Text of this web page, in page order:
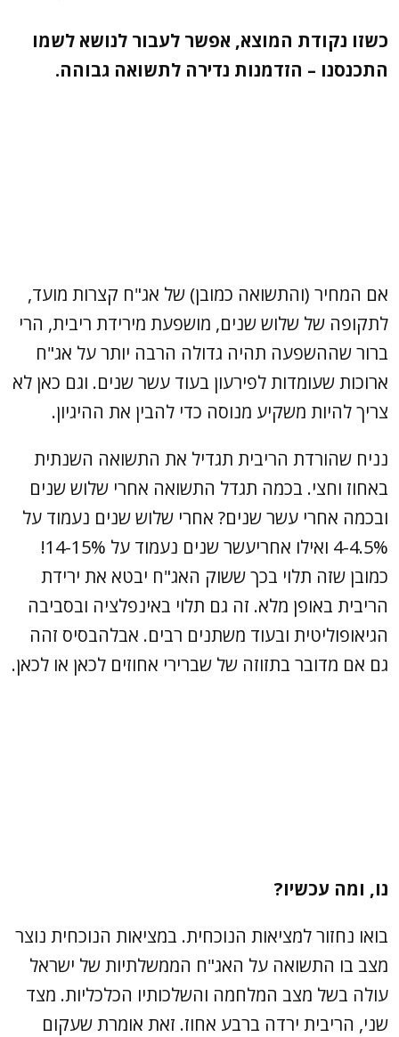
כשזו נקודת המוצא, אפשר לעבור לנושא לשמו
התכנסנו – הזדמנות נדירה לתשואה גבוהה.
אם המחיר (והתשואה כמובן) של אג"ח קצרות מועד,
לתקופה של שלוש שנים, מושפעת מירידת ריבית, הרי
ברור שההשפעה תהיה גדולה הרבה יותר על אג"ח
ארוכות שעומדות לפירעון בעוד עשר שנים. וגם כאן לא
צריך להיות משקיע מנוסה כדי להבין את ההיגיון.
נניח שהורדת הריבית תגדיל את התשואה השנתית
באחוז וחצי. בכמה תגדל התשואה אחרי שלוש שנים
ובכמה אחרי עשר שנים? אחרי שלוש שנים נעמוד על
4-4.5% ואילו אחריעשר שנים נעמוד על 14-15%!
כמובן שזה תלוי בכך ששוק האג"ח יבטא את ירידת
הריבית באופן מלא. זה גם תלוי באינפלציה ובסביבה
הגיאופוליטית ובעוד משתנים רבים. אבלהבסיס זהה
גם אם מדובר בתזוזה של שברירי אחוזים לכאן או לכאן.
נו, ומה עכשיו?
בואו נחזור למציאות הנוכחית. במציאות הנוכחית נוצר
מצב בו התשואה על האג"ח הממשלתיות של ישראל
עולה בשל מצב המלחמה והשלכותיו הכלכליות. מצד
שני, הריבית ירדה ברבע אחוז. זאת אומרת שעקום